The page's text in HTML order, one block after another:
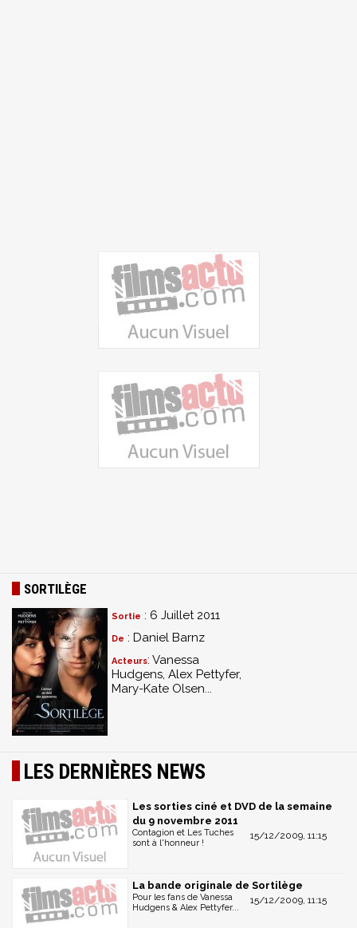
SORTILÈGE
Sortie : 6 Juillet 2011
De : Daniel Barnz
Acteurs: Vanessa
Hudgens, Alex Pettyfer,
Mary-Kate Olsen...
LES DERNIÈRES NEWS
Les sorties ciné et DVD de la semaine
du 9 novembre 2011
15/12/2009, 11:15
Contagion et Les Tuches
sont à l'honneur !
La bande originale de Sortilège
15/12/2009, 11:15
Pour les fans de Vanessa
Hudgens & Alex Pettyfer...